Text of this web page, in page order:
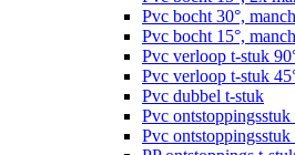
Pvc bocht 30°,
Pvc bocht 15°,
Pvc verloop t-stuk
Pvc verloop t-stuk
Pvc dubbel t-stuk
Pvc
Pvc